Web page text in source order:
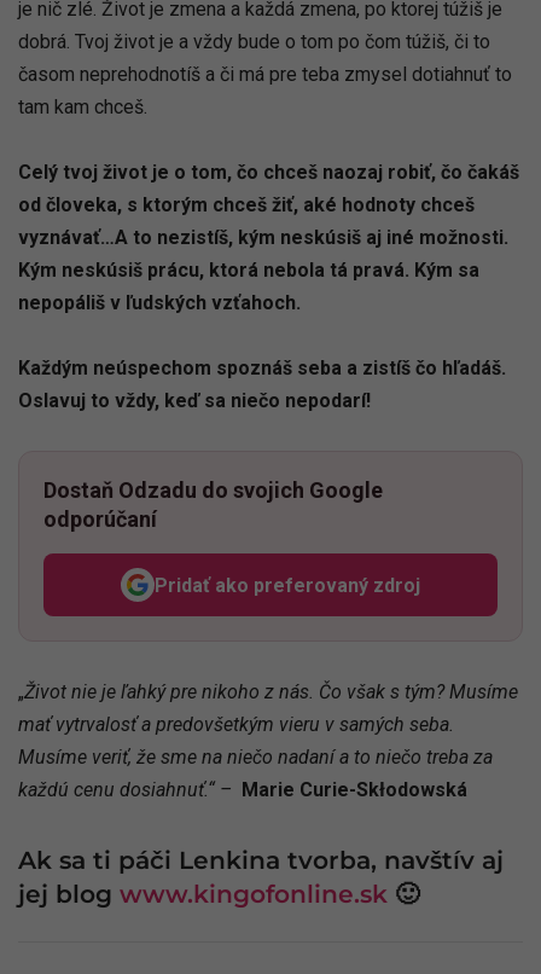
je nič zlé. Život je zmena a každá zmena, po ktorej túžiš je
dobrá. Tvoj život je a vždy bude o tom po čom túžiš, či to
časom neprehodnotíš a či má pre teba zmysel dotiahnuť to
tam kam chceš.
Celý tvoj život je o tom, čo chceš naozaj robiť, čo čakáš
od človeka, s ktorým chceš žiť, aké hodnoty chceš
vyznávať…A to nezistíš, kým neskúsiš aj iné možnosti.
Kým neskúsiš prácu, ktorá nebola tá pravá. Kým sa
nepopáliš v ľudských vzťahoch.
Každým neúspechom spoznáš seba a zistíš čo hľadáš.
Oslavuj to vždy, keď sa niečo nepodarí!
Dostaň Odzadu do svojich Google
odporúčaní
Pridať ako preferovaný zdroj
Odzadu, odkaz sa otvorí v
„Život nie je ľahký pre nikoho z nás. Čo však s tým? Musíme
mať vytrvalosť a predovšetkým vieru v samých seba.
Musíme veriť, že sme na niečo nadaní a to niečo treba za
každú cenu dosiahnuť.“ –
Marie Curie-Skłodowská
Ak sa ti páči Lenkina tvorba, navštív aj
jej blog www.kingofonline.sk 🙂